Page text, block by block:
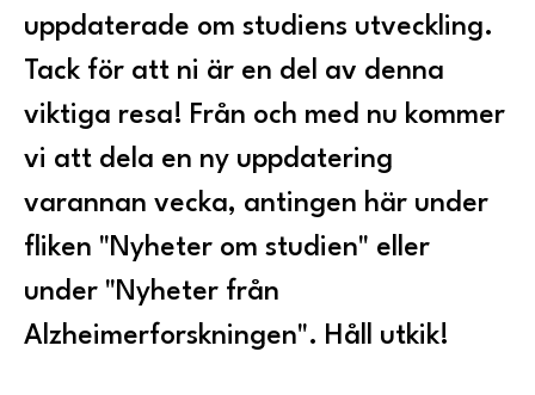
uppdaterade om studiens utveckling.
Tack för att ni är en del av denna
viktiga resa! Från och med nu kommer
vi att dela en ny uppdatering
varannan vecka, antingen här under
fliken "Nyheter om studien" eller
under "Nyheter från
Alzheimerforskningen". Håll utkik!